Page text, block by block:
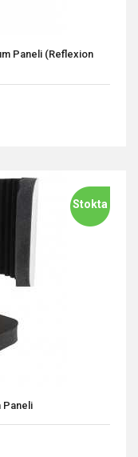
Paneli (Reflexion
Stokta
Paneli